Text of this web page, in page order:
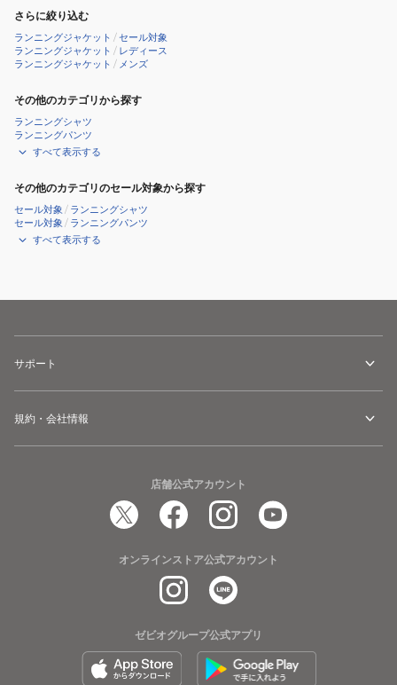
さらに絞り込む
ランニングジャケット /セール対象
ランニングジャケット / レディース
ランニングジャケット / メンズ
その他のカテゴリから探す
ランニングシャツ
ランニングパンツ
すべて表示する
その他のカテゴリのセール対象から探す
セール対象 / ランニングシャツ
セール対象 / ランニングパンツ
すべて表示する
サポート
規約・会社情報
店舗公式アカウント
オンラインストア公式アカウント
ゼビオグループ公式アプリ